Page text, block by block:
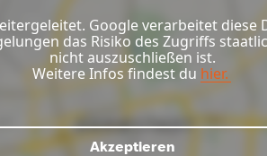
Google verarbeitet
das Risiko des Zugriffs
nicht auszuschließen ist.
Weitere Infos findest du hier.
Akzeptieren